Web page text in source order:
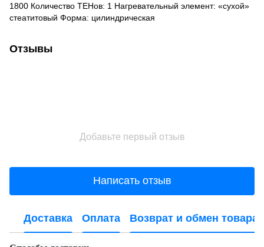
1800 Количество ТЕНов: 1 Нагревательный элемент: «сухой»
стеатитовый Форма: цилиндрическая
Отзывы
Добавьте первый отзыв
Написать отзыв
Доставка Оплата Возврат и обмен товара